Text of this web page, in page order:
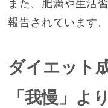
また、肥満や生活
報告されています。
ダイエット
「我慢」よ